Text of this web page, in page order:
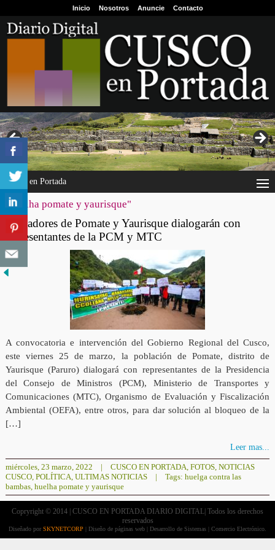
Inicio Nosotros Anuncie Contacto
Cusco en Portada
"huelha pomate y yaurisque"
Pobladores de Pomate y Yaurisque dialogarán con
representantes de la PCM y MTC
A convocatoria e intervención del Gobierno Regional del Cusco,
este viernes 25 de marzo, la población de Pomate, distrito de
Yaurisque (Paruro) dialogará con representantes de la Presidencia
del Consejo de Ministros (PCM), Ministerio de Transportes y
Comunicaciones (MTC), Organismo de Evaluación y Fiscalización
Ambiental (OEFA), entre otros, para dar solución al bloqueo de la
[…]
Leer mas...
miércoles, 23 marzo, 2022 | CUSCO EN PORTADA, FOTOS, NOTICIAS
CUSCO, POLÍTICA, ULTIMAS NOTICIAS | Tags: huelga contra las
bambas, huelha pomate y yaurisque
Copryright © 2014 | CUSCO EN PORTADA DIARIO DIGITAL| Todos los derechos
reservados
Diseñado por SKYNETCORP | Diseño de páginas web | Desarrollo de Sistemas | Comercio Electrónico.